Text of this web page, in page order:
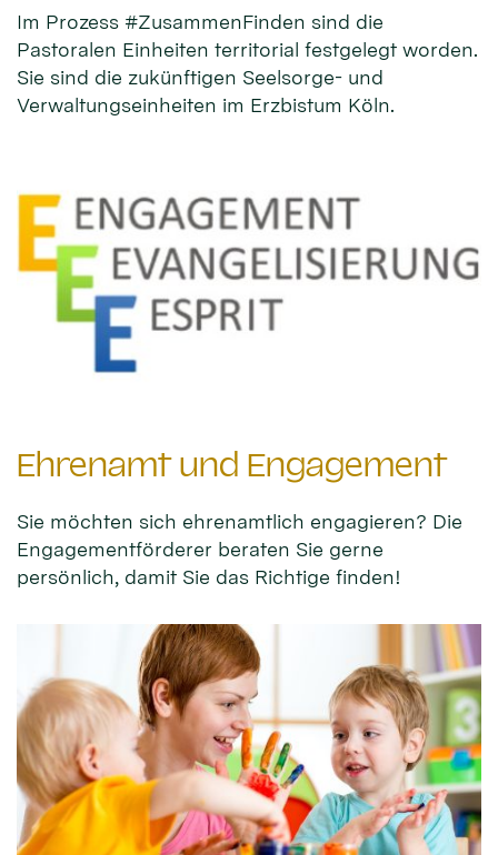
Im Prozess #ZusammenFinden sind die
Pastoralen Einheiten territorial festgelegt worden.
Sie sind die zukünftigen Seelsorge- und
Verwaltungseinheiten im Erzbistum Köln.
Ehrenamt und Engagement
Sie möchten sich ehrenamtlich engagieren? Die
Engagementförderer beraten Sie gerne
persönlich, damit Sie das Richtige finden!